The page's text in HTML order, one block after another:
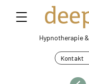
Hypnotherapie &
Kontakt